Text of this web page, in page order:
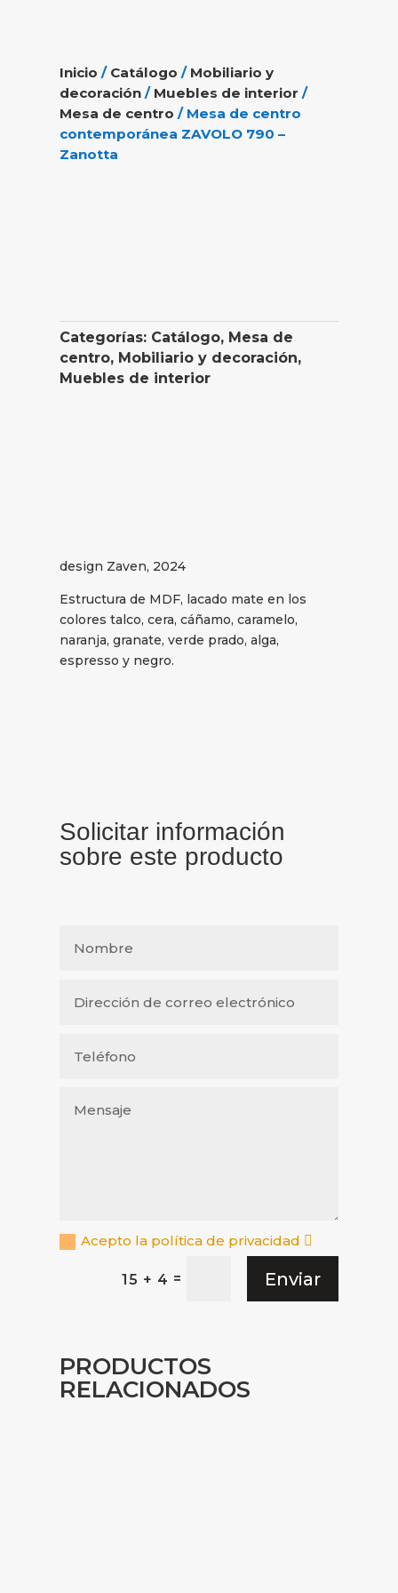
Inicio / Catálogo / Mobiliario y
decoración / Muebles de interior /
Mesa de centro / Mesa de centro
contemporánea ZAVOLO 790 –
Zanotta
Categorías: Catálogo, Mesa de
centro, Mobiliario y decoración,
Muebles de interior
design Zaven, 2024
Estructura de MDF, lacado mate en los
colores talco, cera, cáñamo, caramelo,
naranja, granate, verde prado, alga,
espresso y negro.
Solicitar información
sobre este producto
Acepto la política de privacidad
15 + 4 = Enviar
PRODUCTOS
RELACIONADOS